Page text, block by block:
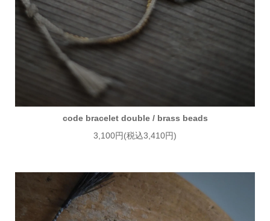
code bracelet double / brass beads
3,100円(税込3,410円)